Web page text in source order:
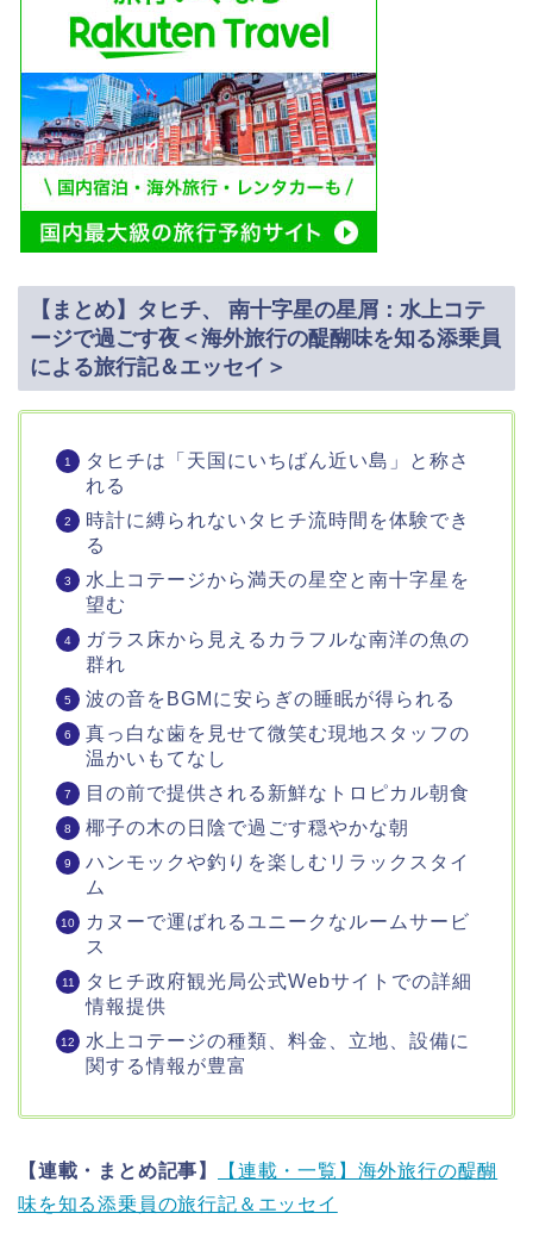
【まとめ】タヒチ、 南十字星の星屑：水上コテ
ージで過ごす夜＜海外旅行の醍醐味を知る添乗員
による旅行記＆エッセイ＞
タヒチは「天国にいちばん近い島」と称さ
れる
時計に縛られないタヒチ流時間を体験でき
る
水上コテージから満天の星空と南十字星を
望む
ガラス床から見えるカラフルな南洋の魚の
群れ
波の音をBGMに安らぎの睡眠が得られる
真っ白な歯を見せて微笑む現地スタッフの
温かいもてなし
目の前で提供される新鮮なトロピカル朝食
椰子の木の日陰で過ごす穏やかな朝
ハンモックや釣りを楽しむリラックスタイ
ム
カヌーで運ばれるユニークなルームサービ
ス
タヒチ政府観光局公式Webサイトでの詳細
情報提供
水上コテージの種類、料金、立地、設備に
関する情報が豊富
【連載・まとめ記事】
【連載・一覧】海外旅行の醍醐
味を知る添乗員の旅行記＆エッセイ